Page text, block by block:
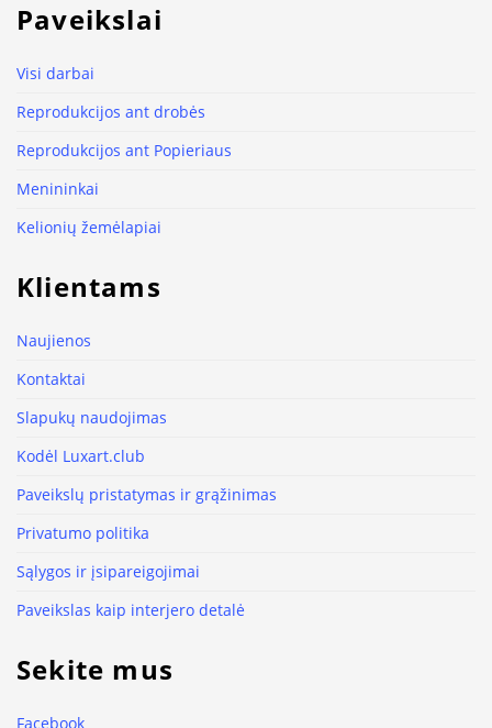
Paveikslai
Visi darbai
Reprodukcijos ant drobės
Reprodukcijos ant Popieriaus
Menininkai
Kelionių žemėlapiai
Klientams
Naujienos
Kontaktai
Slapukų naudojimas
Kodėl Luxart.club
Paveikslų pristatymas ir grąžinimas
Privatumo politika
Sąlygos ir įsipareigojimai
Paveikslas kaip interjero detalė
Sekite mus
Facebook